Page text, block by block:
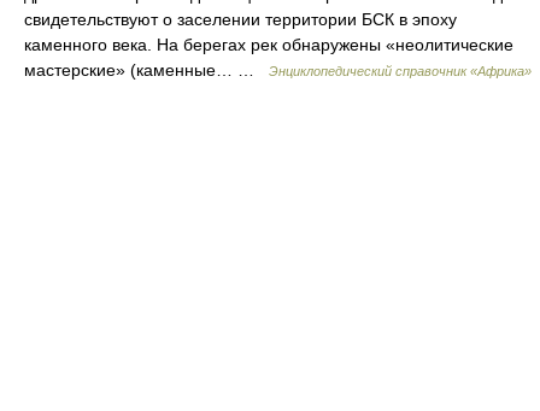
свидетельствуют о заселении территории БСК в эпоху
каменного века. На берегах рек обнаружены «неолитические
мастерские» (каменные… …
Энциклопедический справочник «Африка»